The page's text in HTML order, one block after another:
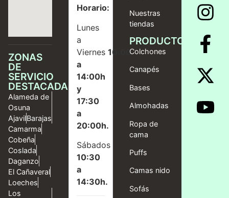
ZONAS
DE
SERVICIO
DESTACADAS
Alameda de
Osuna
AjavilBarajas
Camarma
Cobeña
Coslada
Daganzo
El Cañaveral
Loeches
Los
Horario:
Lunes
a
Viernes10:00
a
14:00h
y
17:30
a
20:00h.
Sábados
10:30
a
14:30h.
Nuestras
tiendas
PRODUCTOS
Colchones
Canapés
Bases
Almohadas
Ropa de
cama
Puffs
Camas nido
Sofás